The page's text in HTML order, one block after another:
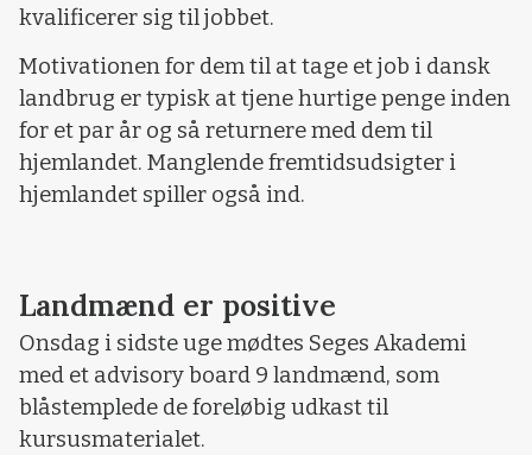
kvalificerer sig til jobbet.
Motivationen for dem til at tage et job i dansk
landbrug er typisk at tjene hurtige penge inden
for et par år og så returnere med dem til
hjemlandet. Manglende fremtidsudsigter i
hjemlandet spiller også ind.
Landmænd er positive
Onsdag i sidste uge mødtes Seges Akademi
med et advisory board 9 landmænd, som
blåstemplede de foreløbig udkast til
kursusmaterialet.